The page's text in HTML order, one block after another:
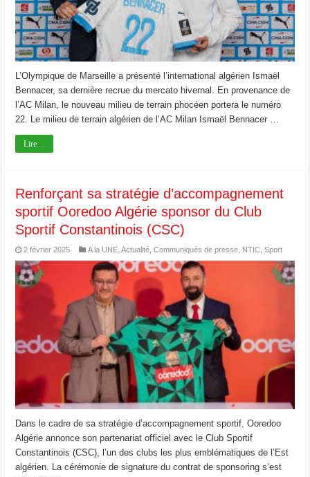
L’Olympique de Marseille a présenté l’international algérien Ismaël
Bennacer, sa dernière recrue du mercato hivernal. En provenance de
l’AC Milan, le nouveau milieu de terrain phocéen portera le numéro
22. Le milieu de terrain algérien de l’AC Milan Ismaël Bennacer …
Lire ...
Renforçant sa stratégie d’accompagnement
sportif Ooredoo Algérie sponsor du Club
Sportif Constantinois (CSC)
2 février 2025 A la UNE ,Actualité ,Communiqués de presse NTIC ,Sport
Dans le cadre de sa stratégie d’accompagnement sportif, Ooredoo
Algérie annonce son partenariat officiel avec le Club Sportif
Constantinois (CSC), l’un des clubs les plus emblématiques de l’Est
algérien. La cérémonie de signature du contrat de sponsoring s’est